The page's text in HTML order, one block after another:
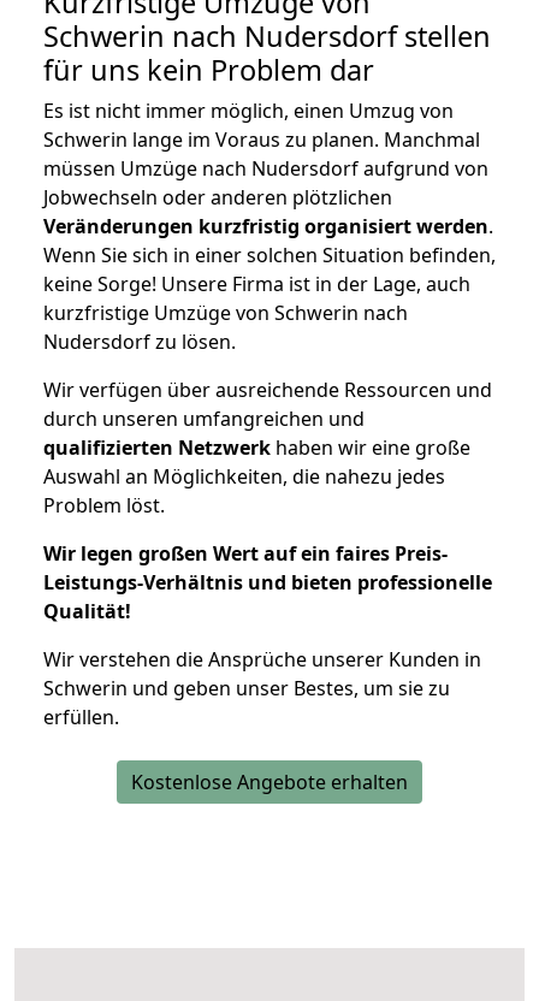
Schwerin nach Nudersdorf stellen
für uns kein Problem dar
Es ist nicht immer möglich, einen Umzug von
Schwerin lange im Voraus zu planen. Manchmal
müssen Umzüge nach Nudersdorf aufgrund von
Jobwechseln oder anderen plötzlichen
Veränderungen kurzfristig organisiert werden.
Wenn Sie sich in einer solchen Situation befinden,
keine Sorge! Unsere Firma ist in der Lage, auch
kurzfristige Umzüge von Schwerin nach
Nudersdorf zu lösen.
Wir verfügen über ausreichende Ressourcen und
durch unseren umfangreichen und
qualifizierten Netzwerk haben wir eine große
Auswahl an Möglichkeiten, die nahezu jedes
Problem löst.
Wir legen großen Wert auf ein faires Preis-
Leistungs-Verhältnis und bieten professionelle
Qualität!
Wir verstehen die Ansprüche unserer Kunden in
Schwerin und geben unser Bestes, um sie zu
erfüllen.
Kostenlose Angebote erhalten